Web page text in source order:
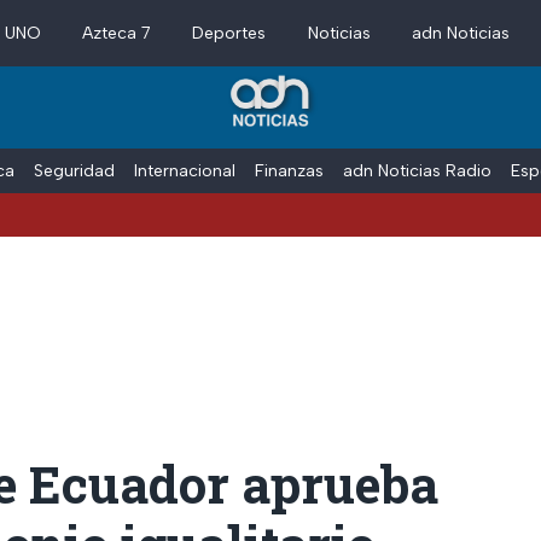
Azteca 7 Deportes Noticias adn Noticias
Seguridad Internacional Finanzas adn Noticias Radio
Ecuador aprueba